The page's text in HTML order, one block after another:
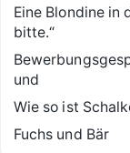
Eine Blondine in
bitte.“
und
Wie so ist
Fuchs und Bär